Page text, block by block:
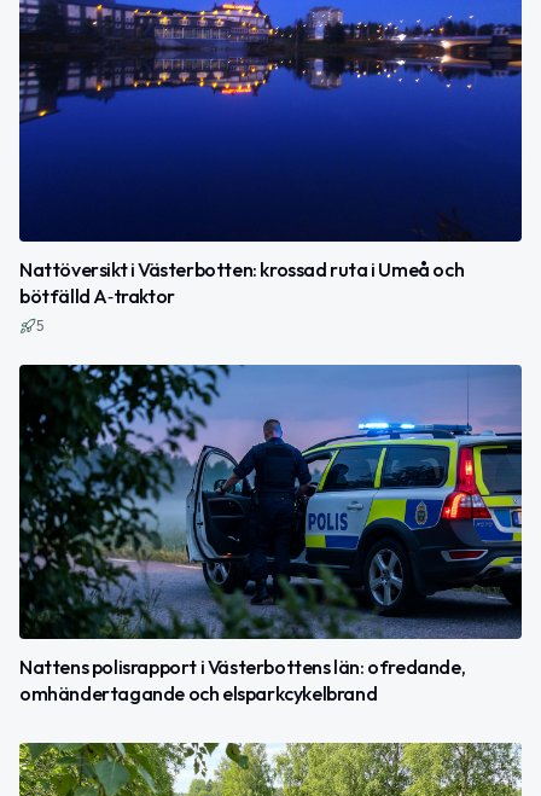
Nattöversikt i Västerbotten: krossad ruta i Umeå och
bötfälld A‑traktor
5
Nattens polisrapport i Västerbottens län: ofredande,
omhändertagande och elsparkcykelbrand